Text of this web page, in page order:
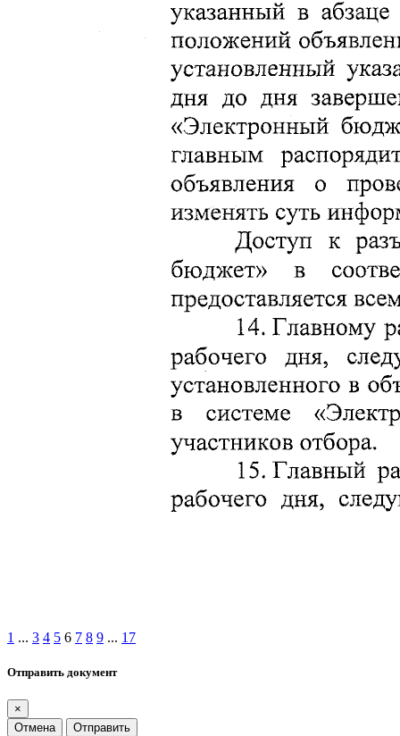
1 ... 3 4 5 6 7 8 9 ... 17
Отправить документ
×
Отмена
Отправить